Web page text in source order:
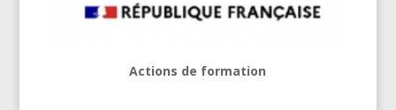
Actions de formation